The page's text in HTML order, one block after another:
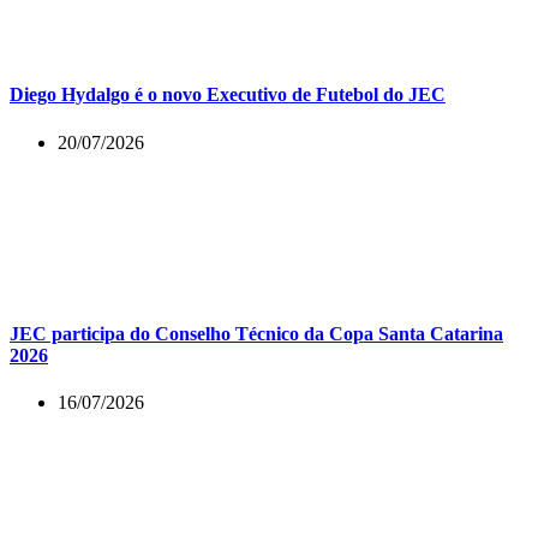
Diego Hydalgo é o novo Executivo de Futebol do JEC
20/07/2026
JEC participa do Conselho Técnico da Copa Santa Catarina
2026
16/07/2026